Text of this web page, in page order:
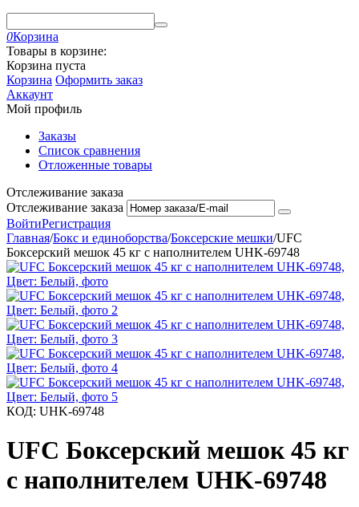
0Корзина
Товары в корзине:
Корзина пуста
Корзина Оформить заказ
Аккаунт
Мой профиль
Заказы
Список сравнения
Отложенные товары
Отслеживание заказа
Отслеживание заказа
ВойтиРегистрация
Главная/Бокс и единоборства/Боксерские мешки/UFC
Боксерский мешок 45 кг с наполнителем UHK-69748
КОД: UHK-69748
UFC Боксерский мешок 45 кг
с наполнителем UHK-69748